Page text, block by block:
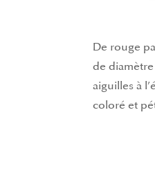
De rouge
de
aiguilles à
coloré et